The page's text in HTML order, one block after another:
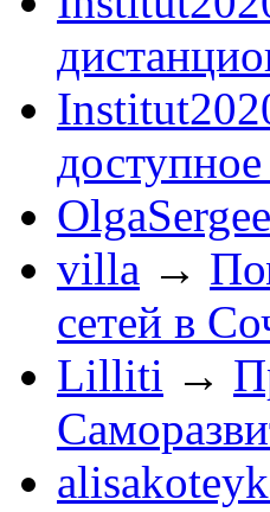
villa →
сетей в
Lilliti →